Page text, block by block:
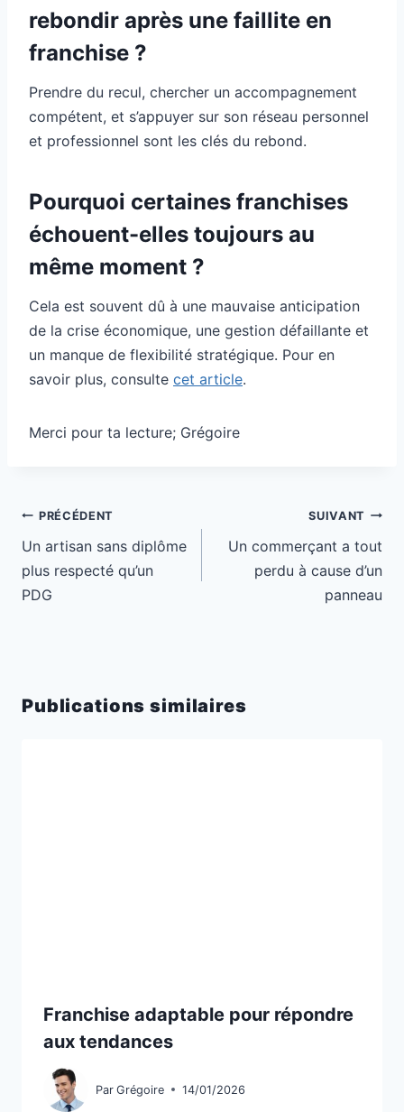
rebondir après une faillite en
franchise ?
Prendre du recul, chercher un accompagnement
compétent, et s’appuyer sur son réseau personnel
et professionnel sont les clés du rebond.
Pourquoi certaines franchises
échouent-elles toujours au
même moment ?
Cela est souvent dû à une mauvaise anticipation
de la crise économique, une gestion défaillante et
un manque de flexibilité stratégique. Pour en
savoir plus, consulte cet article.
Merci pour ta lecture; Grégoire
Navigation
de
l’article
PRÉCÉDENT
Un artisan sans diplôme
plus respecté qu’un
PDG
SUIVANT
Un commerçant a tout
perdu à cause d’un
panneau
Publications similaires
Franchise adaptable pour répondre
aux tendances
Par Grégoire 14/01/2026